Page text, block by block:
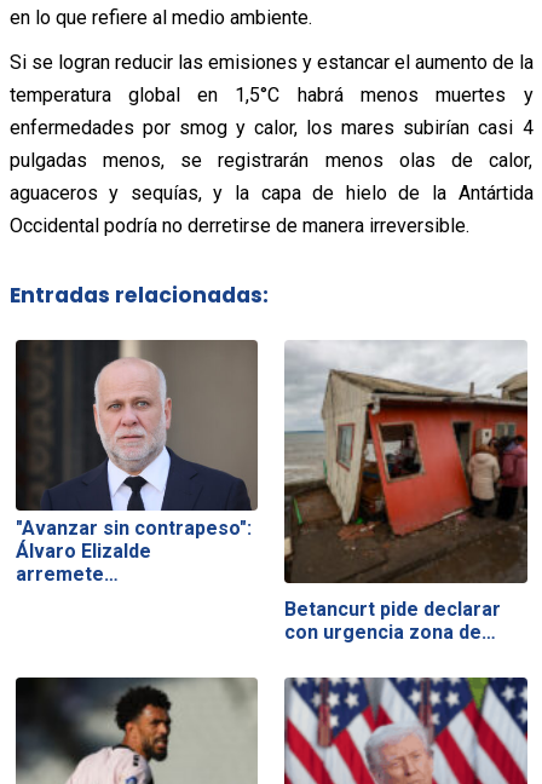
en lo que refiere al medio ambiente.
Si se logran reducir las emisiones y estancar el aumento de la
temperatura global en 1,5°C habrá menos muertes y
enfermedades por smog y calor, los mares subirían casi 4
pulgadas menos, se registrarán menos olas de calor,
aguaceros y sequías, y la capa de hielo de la Antártida
Occidental podría no derretirse de manera irreversible.
Entradas relacionadas:
"Avanzar sin contrapeso":
Álvaro Elizalde
arremete…
Betancurt pide declarar
con urgencia zona de…